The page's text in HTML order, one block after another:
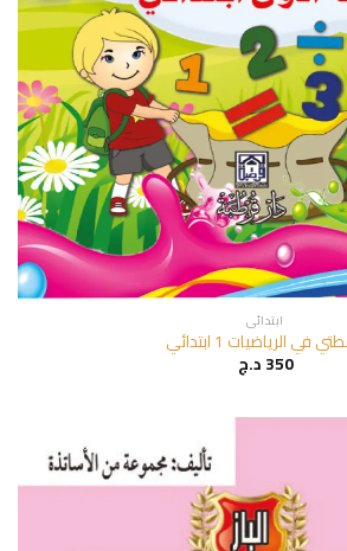
ابتدائي
في الرياضيات 1 ابتدائي
350د.ج